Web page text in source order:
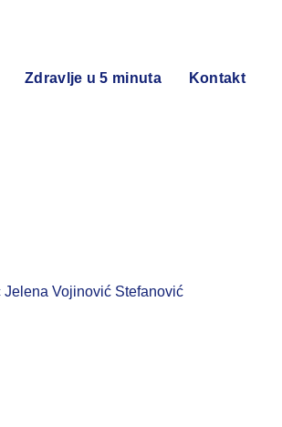
Zdravlje u 5 minuta Kontakt